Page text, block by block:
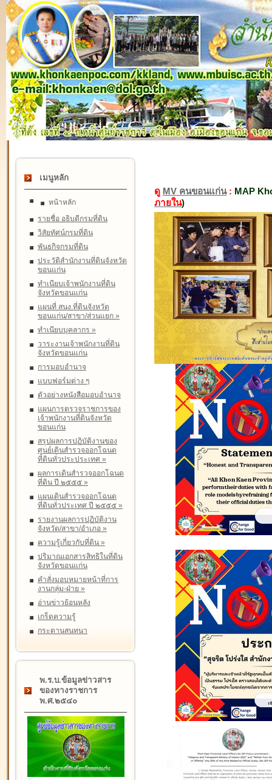
เมนูหลัก
หน้าหลัก
รายชื่อ อธิบดีกรมที่ดิน
วิสัยทัศน์กรมที่ดิน
พันธกิจกรมที่ดิน
ประวัติสำนักงานที่ดินจังหวัด
ขอนแก่น
ทำเนียบเจ้าพนักงานที่ดิน
จังหวัดขอนแก่น
แผนที่ สนง.ที่ดินจังหวัด
ขอนแก่น/สาขา/ส่วนแยก »
ทำเนียบบุคลากร »
วาระงานเจ้าพนักงานที่ดิน
จังหวัดขอนแก่น
การมอบอำนาจ
แบบฟอร์มต่าง ๆ
ตัวอย่างหนังสือมอบอำนาจ
แผนการตรวจราชการของ
เจ้าพนักงานที่ดินจังหวัด
ขอนแก่น
สรุปผลการปฏิบัติงานของ
ศูนย์เดินสำรวจออกโฉนด
ที่ดินทั่วประประเทศ »
ผลการเดินสำรวจออกโฉนด
ที่ดิน ปี ๒๕๕๕ »
แผนเดินสำรวจออกโฉนด
ที่ดินทั่วประเทศ ปี ๒๕๕๕ »
รายงานผลการปฏิบัติงาน
จังหวัด/สาขา/อำเภอ »
ความรู้เกี่ยวกับที่ดิน »
ปริมาณเอกสารสิทธิในที่ดิน
จังหวัดขอนแก่น
คำสั่งมอบหมายหน้าที่การ
งานกลุ่ม-ฝ่าย »
อ่านข่าวย้อนหลัง
เกร็ดความรู้
กระดานสนทนา
พ.ร.บ.ข้อมูลข่าวสาร
ของทางราชการ
พ.ศ.๒๕๔๐
ดู MV คนขอนแก่น: MAP
ภายใน)